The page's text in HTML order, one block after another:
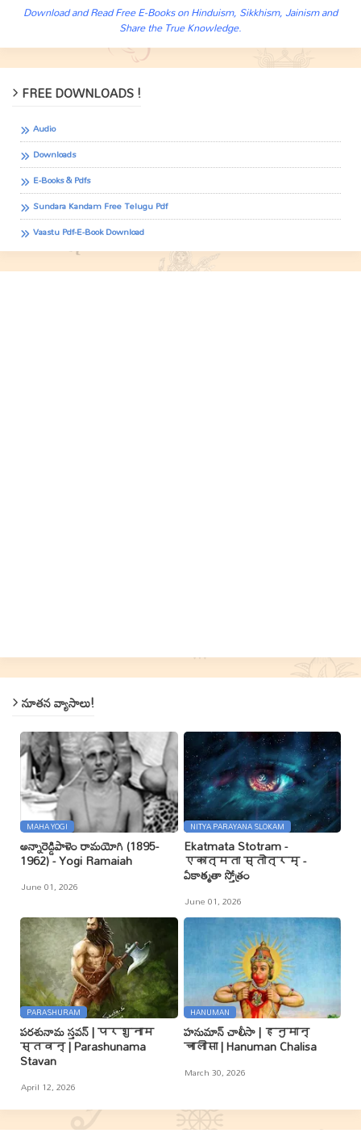
Download and Read Free E-Books on Hinduism, Sikkhism, Jainism and
Share the True Knowledge.
FREE DOWNLOADS !
Audio
Downloads
E-Books & Pdfs
Sundara Kandam Free Telugu Pdf
Vaastu Pdf-E-Book Download
నూతన వ్యాసాలు!
MAHA YOGI
అన్నారెడ్డిపాళెం రామయోగి (1895-
1962) - Yogi Ramaiah
June 01, 2026
NITYA PARAYANA SLOKAM
Ekatmata Stotram -
एकात्मता स्तोत्रम् -
ఏకాత్మతా స్తోత్రం
June 01, 2026
PARASHURAM
పరశునామ స్తవన్ | परशुनाम
स्तवन् | Parashunama
Stavan
April 12, 2026
HANUMAN
హనుమాన్ చాలీసా | हनुमान्
चालीसा | Hanuman Chalisa
March 30, 2026